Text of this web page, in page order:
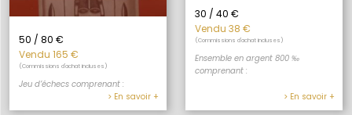
50 / 80 €
Vendu 165 €
(Commissions d'achat incluses)
Jeu d’échecs comprenant :
> En savoir +
30 / 40 €
Vendu 38 €
(Commissions d'achat incluses)
Ensemble en argent 800 ‰
comprenant :
> En savoir +